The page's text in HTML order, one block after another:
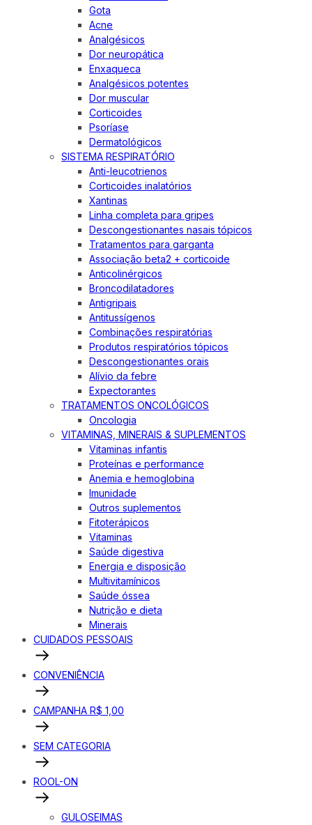
Gota
Acne
Analgésicos
Dor neuropática
Enxaqueca
Analgésicos potentes
Dor muscular
Corticoides
Psoríase
Dermatológicos
SISTEMA RESPIRATÓRIO
Anti-leucotrienos
Corticoides inalatórios
Xantinas
Linha completa para gripes
Descongestionantes nasais tópicos
Tratamentos para garganta
Associação beta2 + corticoide
Anticolinérgicos
Broncodilatadores
Antigripais
Antitussígenos
Combinações respiratórias
Produtos respiratórios tópicos
Descongestionantes orais
Alívio da febre
Expectorantes
TRATAMENTOS ONCOLÓGICOS
Oncologia
VITAMINAS, MINERAIS & SUPLEMENTOS
Vitaminas infantis
Proteínas e performance
Anemia e hemoglobina
Imunidade
Outros suplementos
Fitoterápicos
Vitaminas
Saúde digestiva
Energia e disposição
Multivitamínicos
Saúde óssea
Nutrição e dieta
Minerais
CUIDADOS PESSOAIS
CONVENIÊNCIA
CAMPANHA R$ 1,00
SEM CATEGORIA
ROOL-ON
GULOSEIMAS